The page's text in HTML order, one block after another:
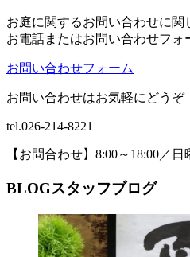
お庭に関するお問い合わせに関
お電話またはお問い合わせフォ
お問い合わせフォーム
お問い合わせはお気軽にどうぞ
tel.026-214-8221
【お問合わせ】8:00～18:00／
BLOGスタッフブログ